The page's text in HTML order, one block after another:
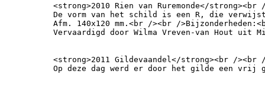
<strong>2010 Rien van Ruremonde</
De vorm van het schild is een R, die
Afm. 140x120 mm.<br /><br /
Vervaardigd door Wilma Vreven-van Hout uit
<strong>2011 Gildevaandel</strong><br /
Op deze dag werd er door het gilde een vrij